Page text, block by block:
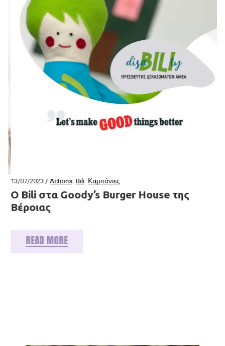
13/07/2023 Actions Bili Καμπάνιες
O Bili στα Goody’s Burger House της
Βέροιας
READ MORE